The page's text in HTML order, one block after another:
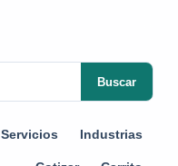
Buscar
Servicios Industrias